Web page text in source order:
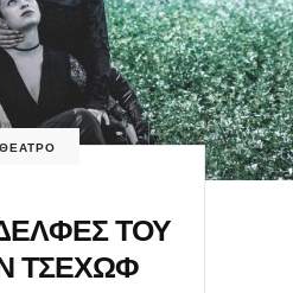
ΘΕΑΤΡΟ
ΤΟΥ
ΤΣΕΧΩΦ